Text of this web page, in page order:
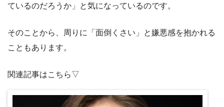
ているのだろうか」と気になっているのです。
そのことから、周りに「面倒くさい」と嫌悪感を抱かれる
こともあります。
関連記事はこちら▽